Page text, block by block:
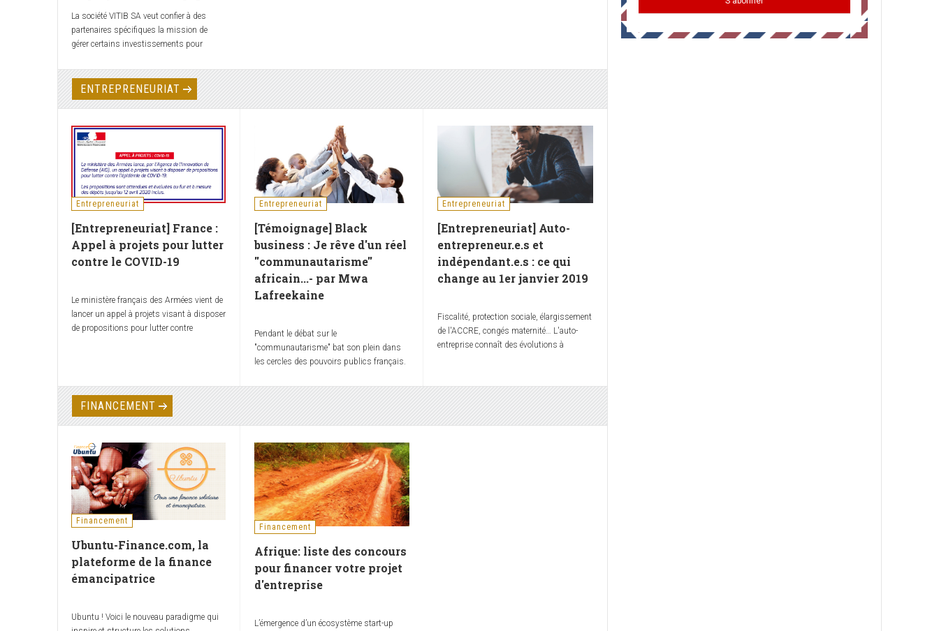
La société VITIB SA veut confier à des
partenaires spécifiques la mission de
gérer certains investissements pour
expertise technique et managériale sont
requis.
ENTREPRENEURIAT
Entrepreneuriat
[Entrepreneuriat] France :
Appel à projets pour lutter
contre le COVID-19
Le ministère français des Armées vient de
lancer un appel à projets visant à disposer
de propositions pour lutter contre
mars 2020.
Entrepreneuriat
[Témoignage] Black
business : Je rêve d'un réel
''communautarisme''
africain...- par Mwa
Lafreekaine
Pendant le débat sur le
"communautarisme" bat son plein dans
les cercles des pouvoirs publics français.
pharmacie, je reçois un indien qui
des signes à la main qu'il veut un
masque ? et un autre médicament qu'il a
pris le soin d'écrire...
Entrepreneuriat
[Entrepreneuriat] Auto-
entrepreneur.e.s et
indépendant.e.s : ce qui
change au 1er janvier 2019
Fiscalité, protection sociale, élargissement
de l'ACCRE, congés maternité… L'auto-
entreprise connaît des évolutions à
et les conséquences sur la gestion de
FINANCEMENT
Financement
Ubuntu-Finance.com, la
plateforme de la finance
émancipatrice
Ubuntu ! Voici le nouveau paradigme qui
Financement
Afrique: liste des concours
pour financer votre projet
d'entreprise
L’émergence d’un écosystème start-up